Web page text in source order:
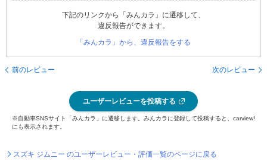
下記のリンクから「みんカラ」に遷移して、
違反報告ができます。
「みんカラ」から、違反報告をする
前のレビュー 次のレビュー
ユーザーレビューを投稿する
※自動車SNSサイト「みんカラ」に遷移します。みんカラに登録して投稿すると、carview!
にも表示されます。
スズキ ジムニー のユーザーレビュー・評価一覧のページに戻る